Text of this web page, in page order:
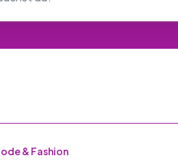
& Fashion